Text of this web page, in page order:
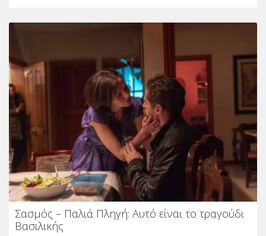
Σασμός – Παλιά Πληγή: Αυτό είναι το τραγούδι
Βασιλικής